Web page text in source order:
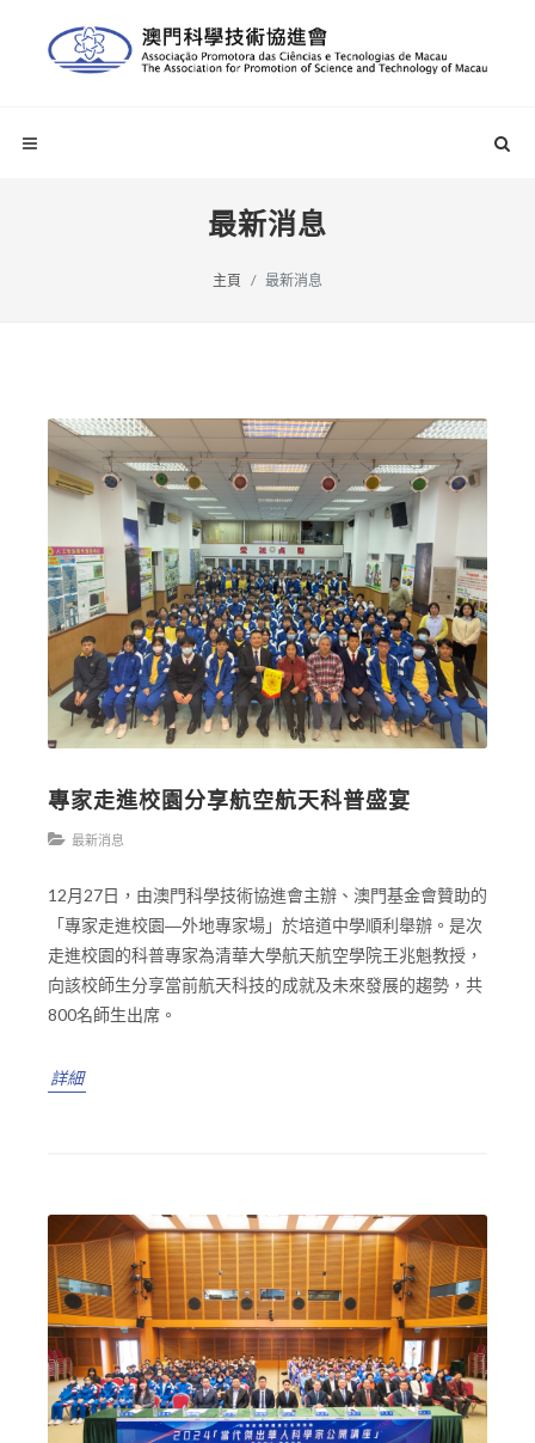
最新消息
主頁 最新消息
專家走進校園分享航空航天科普盛宴
最新消息
12月27日，由澳門科學技術協進會主辦、澳門基金會贊助的
「專家走進校園―外地專家場」於培道中學順利舉辦。是次
走進校園的科普專家為清華大學航天航空學院王兆魁教授，
向該校師生分享當前航天科技的成就及未來發展的趨勢，共
800名師生出席。
詳細